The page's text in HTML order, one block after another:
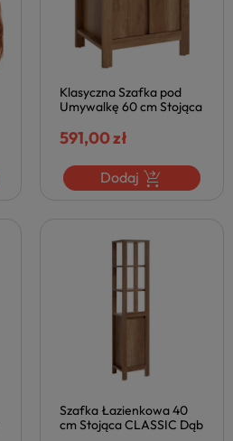
Klasyczna Szafka pod
Umywalkę 60 cm Stojąca
CLASSIC COMAD
591,00 zł
Dodaj
Szafka Łazienkowa 40
cm Stojąca CLASSIC Dąb